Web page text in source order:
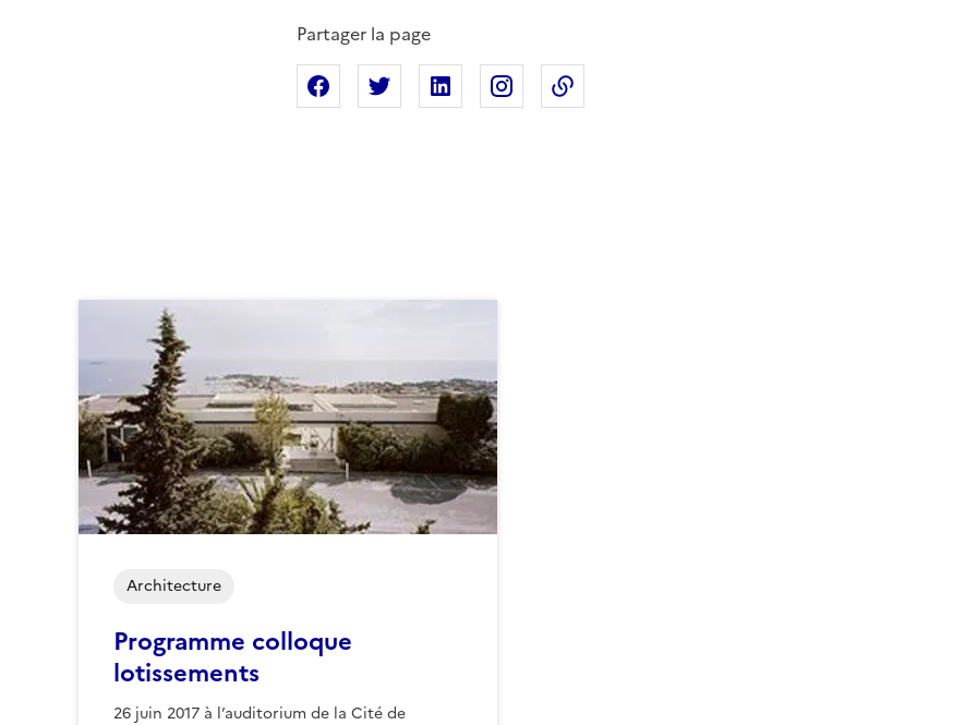
Partager la page
Partager sur Facebook
Partager sur XPartager sur Linkedin
Partager sur Instagram
Programme colloque
lotissements
26 juin 2017 à l’auditorium de la Cité de
Architecture